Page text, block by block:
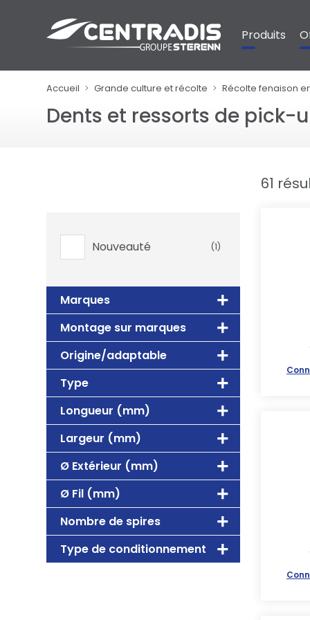
Produits
Accueil Grande culture et récolte Récolte fenaison
Dents et ressorts de pick-
Nouveauté (1)
Marques
Montage sur marques
Origine/adaptable
Type
Longueur (mm)
Largeur (mm)
Ø Extérieur (mm)
Ø Fil (mm)
Nombre de spires
Type de conditionnement
61